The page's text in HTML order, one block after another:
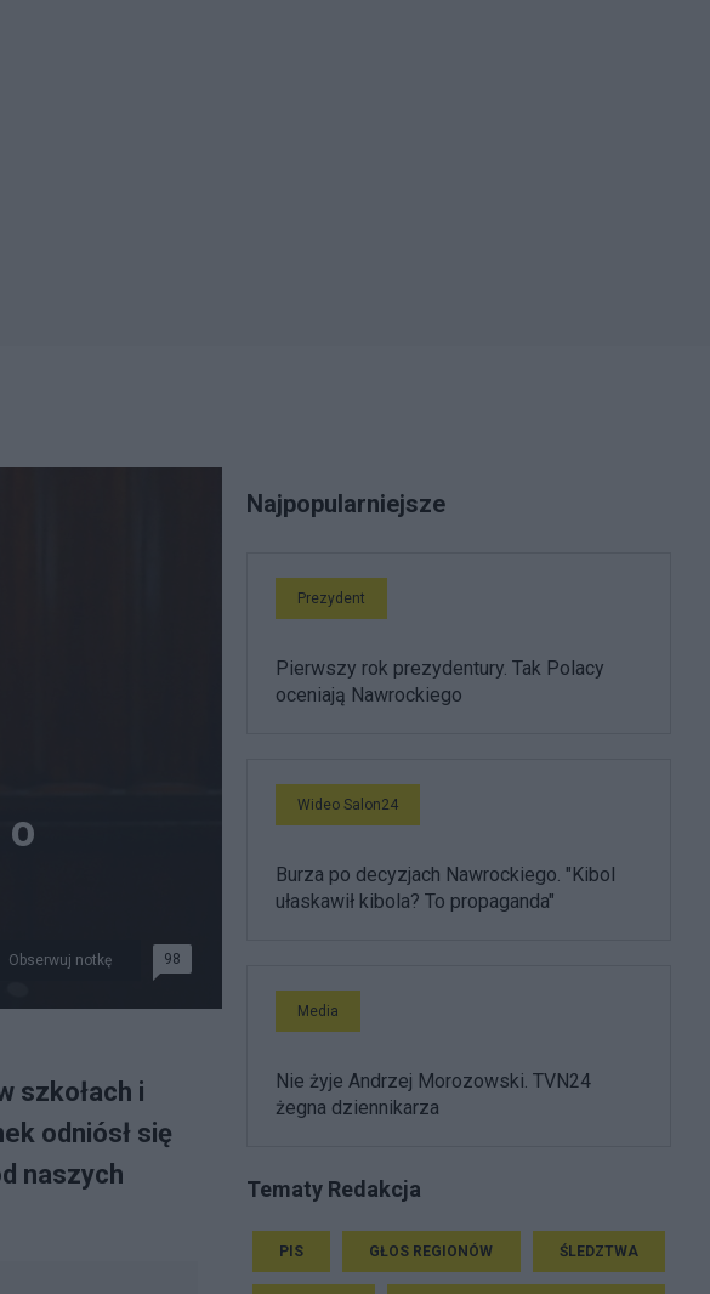
o
Obserwuj notkę 98
szkołach i
odniósł się
naszych
Najpopularniejsze
Prezydent
Pierwszy rok prezydentury. Tak Polacy
oceniają Nawrockiego
Wideo Salon24
Burza po decyzjach Nawrockiego. "Kibol
ułaskawił kibola? To propaganda"
Media
Nie żyje Andrzej Morozowski. TVN24
żegna dziennikarza
Tematy Redakcja
PIS GŁOS REGIONÓW ŚLEDZTWA